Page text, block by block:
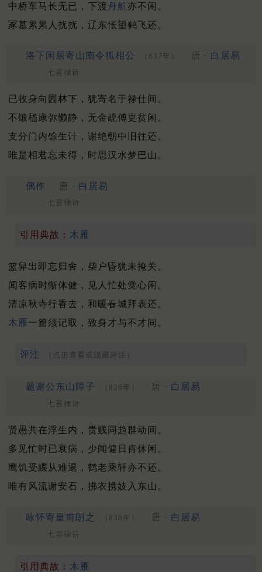
中桥车马长无已，下渡舟航亦不闲。
冢墓累累人扰扰，辽东怅望鹤飞还。
洛下闲居寄山南令狐相公 （837年） 唐 · 白居易
七言律诗
已收身向园林下，犹寄名于禄仕间。
不锻嵇康弥懒静，无金疏傅更贫闲。
支分门内馀生计，谢绝朝中旧往还。
唯是相君忘未得，时思汉水梦巴山。
偶作 唐 · 白居易
七言律诗
引用典故： 木雁
篮舁出即忘归舍，柴户昏犹未掩关。
闻客病时惭体健，见人忙处觉心闲。
清凉秋寺行香去，和暖春城拜表还。
木雁一篇须记取，致身才与不才间。
评注 （点击查看或隐藏评注）
题谢公东山障子 （838年） 唐 · 白居易
七言律诗
贤愚共在浮生内，贵贱同趋群动间。
多见忙时已衰病，少闻健日肯休闲。
鹰饥受緤从难退，鹤老乘轩亦不还。
唯有风流谢安石，拂衣携妓入东山。
咏怀寄皇甫朗之 （838年） 唐 · 白居易
七言律诗
引用典故： 木雁